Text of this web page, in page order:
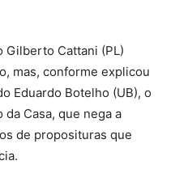
Gilberto Cattani (PL)
mas, conforme explicou
Eduardo Botelho (UB), o
Casa, que nega a
de proposituras que